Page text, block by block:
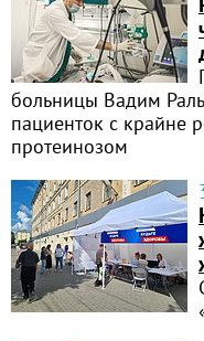
больницы Вадим
пациенток с крайне
протеинозом